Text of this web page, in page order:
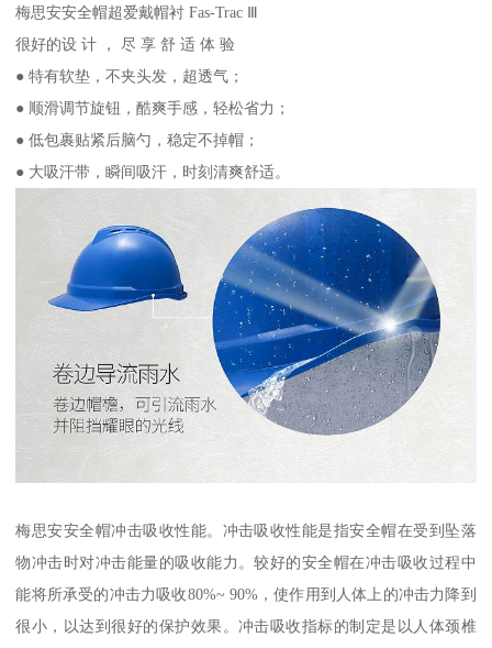
梅思安安全帽超爱戴帽衬 Fas-Trac Ⅲ
很好的设 计 ， 尽 享 舒 适 体 验
● 特有软垫，不夹头发，超透气；
● 顺滑调节旋钮，酷爽手感，轻松省力；
● 低包裹贴紧后脑勺，稳定不掉帽；
● 大吸汗带，瞬间吸汗，时刻清爽舒适。
梅思安安全帽冲击吸收性能。冲击吸收性能是指安全帽在受到坠落
物冲击时对冲击能量的吸收能力。较好的安全帽在冲击吸收过程中
能将所承受的冲击力吸收80%~ 90%，使作用到人体上的冲击力降到
很小，以达到很好的保护效果。冲击吸收指标的制定是以人体颈椎